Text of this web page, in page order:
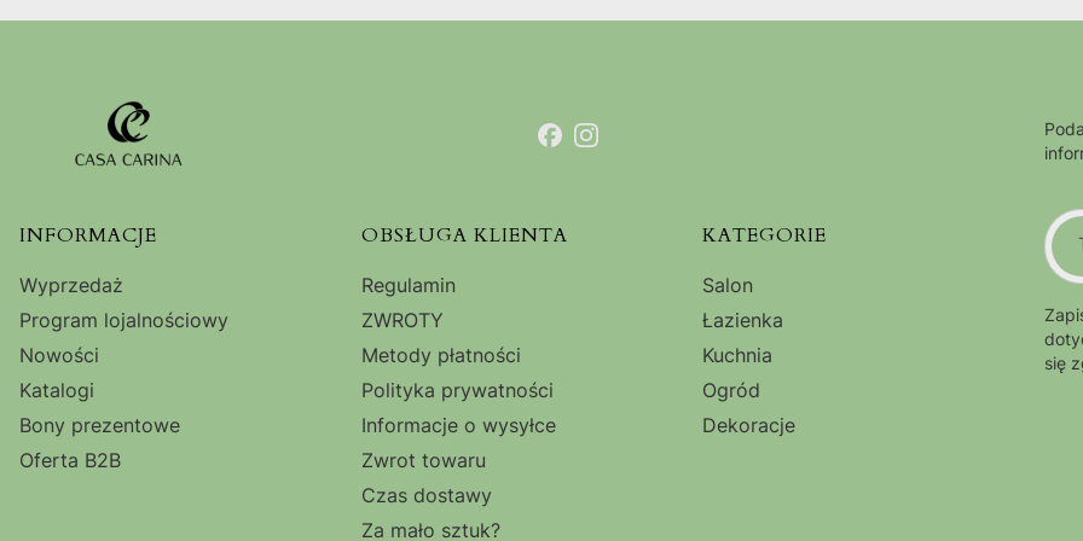
Linki w stopce
INFORMACJE
Wyprzedaż
Program lojalnościowy
Nowości
Katalogi
Bony prezentowe
Oferta B2B
OBSŁUGA KLIENTA
Regulamin
ZWROTY
Metody płatności
Polityka prywatności
Informacje o wysyłce
Zwrot towaru
Czas dostawy
Za mało sztuk?
KATEGORIE
Salon
Łazienka
Kuchnia
Ogród
Dekoracje
się